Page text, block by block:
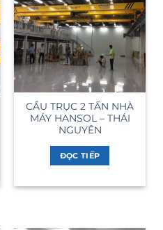
CẦU TRỤC 2 TẤN NHÀ
MÁY HANSOL – THÁI
NGUYÊN
ĐỌC TIẾP